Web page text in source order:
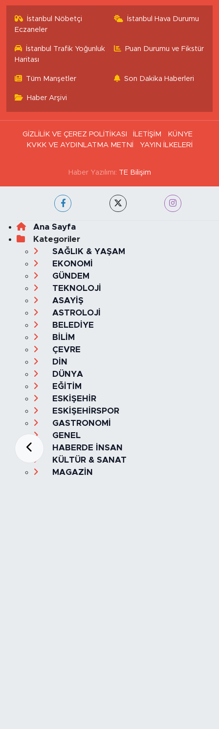
İstanbul Nöbetçi
Eczaneler
İstanbul Hava Durumu
İstanbul Trafik Yoğunluk
Haritası
Puan Durumu ve Fikstür
Tüm Manşetler Son Dakika Haberleri
Haber Arşivi
GİZLİLİK VE ÇEREZ POLİTİKASI İLETİŞİM
KÜNYE
KVKK VE AYDINLATMA METNİ
YAYIN İLKELERİ
Haber Yazılımı: TE Bilişim
Ana Sayfa
Kategoriler
SAĞLIK & YAŞAM
EKONOMİ
GÜNDEM
TEKNOLOJİ
ASAYİŞ
ASTROLOJİ
BELEDİYE
BİLİM
ÇEVRE
DİN
DÜNYA
EĞİTİM
ESKİŞEHİR
ESKİŞEHİRSPOR
GASTRONOMİ
GENEL
HABERDE İNSAN
KÜLTÜR & SANAT
MAGAZİN